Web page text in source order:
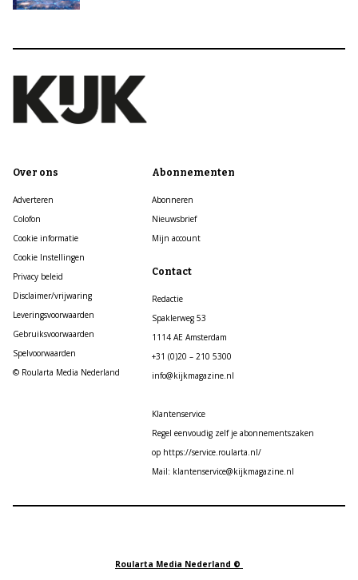
Over ons
Adverteren
Colofon
Cookie informatie
Cookie Instellingen
Privacy beleid
Disclaimer/vrijwaring
Leveringsvoorwaarden
Gebruiksvoorwaarden
Spelvoorwaarden
© Roularta Media Nederland
Abonnementen
Abonneren
Nieuwsbrief
Mijn account
Contact
Redactie
Spaklerweg 53
1114 AE Amsterdam
+31 (0)20 – 210 5300
info@kijkmagazine.nl
Klantenservice
Regel eenvoudig zelf je abonnementszaken
op https://service.roularta.nl/
Mail: klantenservice@kijkmagazine.nl
Roularta Media Nederland ©